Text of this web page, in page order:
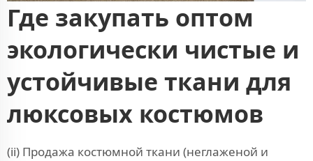
Где закупать оптом
экологически чистые и
устойчивые ткани для
люксовых костюмов
(ii) Продажа костюмной ткани (неглаженой и